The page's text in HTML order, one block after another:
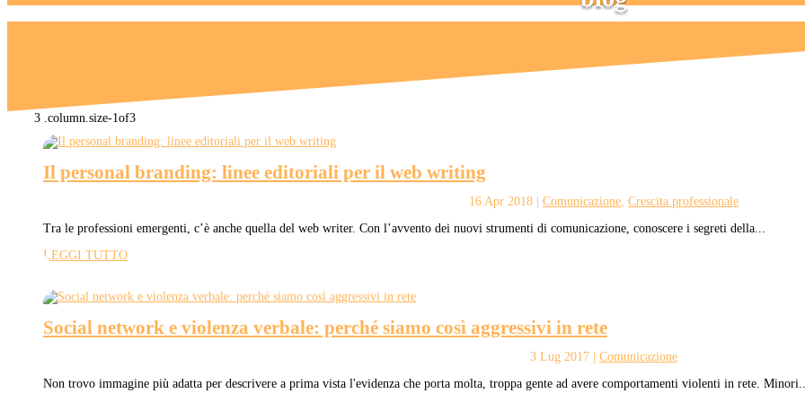
Il personal branding: linee editoriali per il web writing
16 Apr 2018 Comunicazione, Crescita professionale
Tra le professioni emergenti, c’è anche quella del web writer. Con l’avvento dei nuovi strumenti di comunicazione, conoscere i segreti della...
LEGGI TUTTO
Social network e violenza verbale: perché siamo così aggressivi in rete
3 Lug 2017
Comunicazione
Non trovo immagine più adatta per descrivere a prima vista l'evidenza che porta molta, troppa gente ad avere comportamenti violenti in rete.